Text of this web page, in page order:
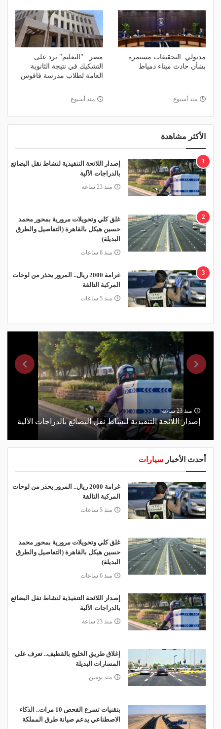
مدبولي: التحقيقات مستمرة
بشأن حادث ميناء دمياط
منذ أسبوع
مصر.. "التعليم" ترد على
التشكيك في نتيجة الثانوية
العامة لطلاب مدرسة فاقوس
منذ أسبوع
الأكثر مشاهدة
1
إصدار اللائحة التنفيذية لنشاط نقل البضائع
بالدراجات الآلية
منذ 23 ساعة
2
غلق كلي وتحويلات مرورية بمحور محمد
حسين هيكل بالقاهرة (التفاصيل والطرق
البديلة)
منذ 6 ساعات
3
غرامة 2000 ريال.. المرور يحذر من لوحات
المركبة التالفة
منذ 5 ساعات
منذ 23 ساعة
إصدار اللائحة التنفيذية لنشاط نقل البضائع بالدراجات الآلية
أحدث الأخبار سيارات
غرامة 2000 ريال.. المرور يحذر من لوحات
المركبة التالفة
منذ 5 ساعات
غلق كلي وتحويلات مرورية بمحور محمد
حسين هيكل بالقاهرة (التفاصيل والطرق
البديلة)
منذ 6 ساعات
إصدار اللائحة التنفيذية لنشاط نقل البضائع
بالدراجات الآلية
منذ 23 ساعة
إغلاق طريق الخليج بالقطيف.. تعرف على
المسارات البديلة
منذ يومين
بتقنيات تسرع الفحص 10 مرات.. الذكاء
الاصطناعي يدعم صيانة طرق المملكة